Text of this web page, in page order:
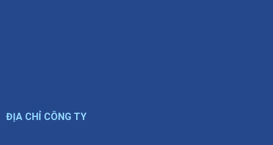
ĐỊA CHỈ CÔNG TY